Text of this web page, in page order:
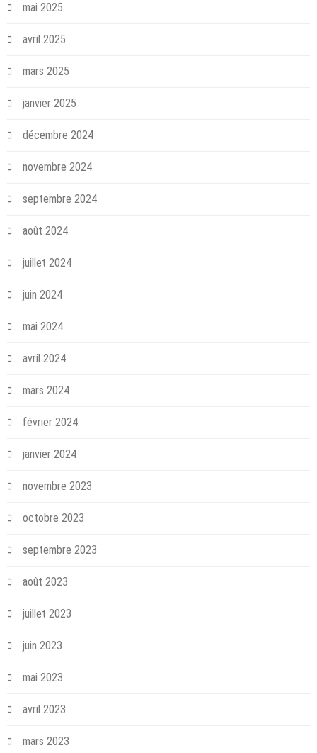
mai 2025
avril 2025
mars 2025
janvier 2025
décembre 2024
novembre 2024
septembre 2024
août 2024
juillet 2024
juin 2024
mai 2024
avril 2024
mars 2024
février 2024
janvier 2024
novembre 2023
octobre 2023
septembre 2023
août 2023
juillet 2023
juin 2023
mai 2023
avril 2023
mars 2023